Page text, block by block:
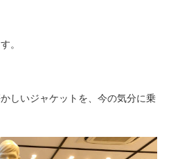
。
しいジャケットを、今の気分に乗